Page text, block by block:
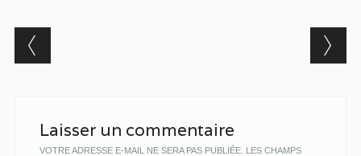
Post navigation
Laisser un commentaire
VOTRE ADRESSE E-MAIL NE SERA PAS PUBLIÉE. LES CHAMPS